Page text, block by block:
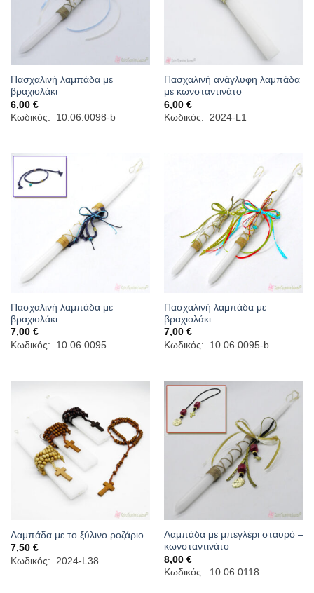
Πασχαλινή λαμπάδα με
βραχιολάκι
6,00 €
Κωδικός: 10.06.0098-b
Πασχαλινή ανάγλυφη λαμπάδα
με κωνσταντινάτο
6,00 €
Κωδικός: 2024-L1
Πασχαλινή λαμπάδα με
βραχιολάκι
7,00 €
Κωδικός: 10.06.0095
Πασχαλινή λαμπάδα με
βραχιολάκι
7,00 €
Κωδικός: 10.06.0095-b
Λαμπάδα με το ξύλινο ροζάριο
7,50 €
Κωδικός: 2024-L38
Λαμπάδα με μπεγλέρι σταυρό –
κωνσταντινάτο
8,00 €
Κωδικός: 10.06.0118